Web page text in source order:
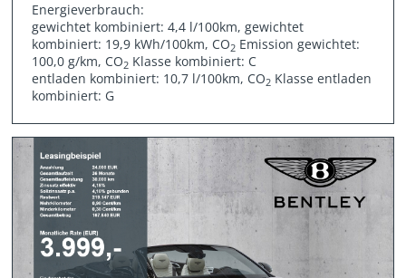
Energieverbrauch:
gewichtet kombiniert: 4,4 l/100km, gewichtet
kombiniert: 19,9 kWh/100km, CO2 Emission gewichtet:
100,0 g/km, CO2 Klasse kombiniert: C
entladen kombiniert: 10,7 l/100km, CO2 Klasse entladen
kombiniert: G